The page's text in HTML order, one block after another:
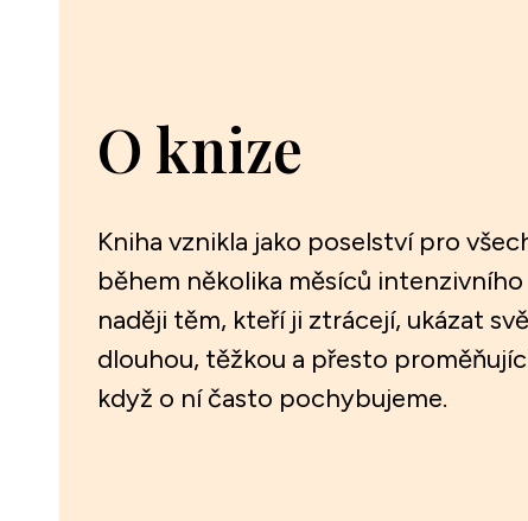
O knize
Kniha vznikla jako poselství pro
během několika měsíců
naději těm, kteří ji ztrácejí, ukázat
dlouhou, těžkou a přesto
když o ní často pochybujeme.